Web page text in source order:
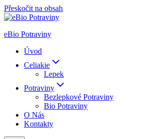
Přeskočit na obsah
eBio Potraviny
Úvod
Celiakie
Lepek
Potraviny
Bezlepkové Potraviny
Bio Potraviny
O Nás
Kontakty